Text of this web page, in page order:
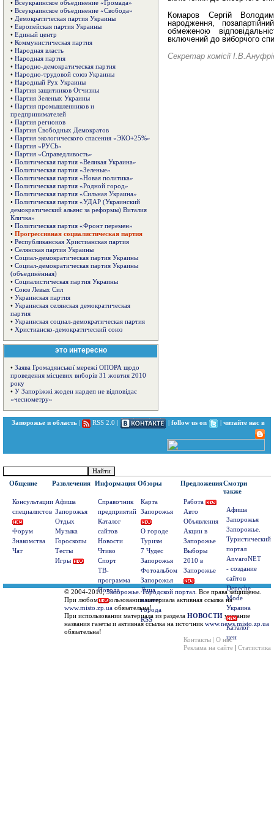
• Всеукраинское объединение «Громада»
• Всеукраинское объединение «Свобода»
• Демократическая партия Украины
• Европейская партия Украины
• Единый центр
• Коммунистическая партия
• Народная власть
• Народная партия
• Народно-демократическая партия
• Народно-трудовой союз Украины
• Народный Рух Украины
• Партия защитников Отчизны
• Партия Зеленых Украины
• Партия промышленников и
предпринимателей
• Партия регионов
• Партия Свободных Демократов
• Партия экологического спасения «ЭКО+25%»
• Партия «РУСЬ»
• Партия «Справедливость»
• Политическая партия «Великая Украина»
• Политическая партия «Зеленые»
• Политическая партия «Новая политика»
• Политическая партия «Родной город»
• Политическая партия «Сильная Украина»
• Политическая партия «УДАР (Украинский
демократический альянс за реформы) Виталия
Кличка»
• Политическая партия «Фронт перемен»
• Прогрессивная социалистическая партия
• Республиканская Христианская партия
• Селянская партия Украины
• Социал-демократическая партия Украины
• Социал-демократическая партия Украины
(объединённая)
• Социалистическая партия Украины
• Союз Левых Сил
• Украинская партия
• Украинская селянская демократическая
партия
• Украинская социал-демократическая партия
• Христианско-демократический союз
это интересно
• Заява Громадянської мережі ОПОРА щодо
проведення місцевих виборів 31 жовтня 2010
року
• У Запоріжжі жоден нардеп не відповідає
«чеснометру»
Комаров Сергій
народження,
обмеженою
включений до виборчого
Секретар комісії
Запорожье и область RSS 2.0 follow us on читайте нас в
Общение
Консультации
специалистов
Форум
Знакомства
Чат
Развлечения
Афиша
Запорожья
Отдых
Музыка
Гороскопы
Тесты
Игры
Информация
Справочник
предприятий
Каталог
сайтов
Новости
Чтиво
Спорт
ТВ-
программа
Погода
Обзоры
Карта
Запорожья
О городе
Туризм
7 Чудес
Запорожья
Фотоальбом
Запорожья
Лица
нашего
города
RSS
Предложения
Работа
Авто
Объявления
Акции в
Запорожье
Выборы
2010 в
Запорожье
Смотри
также
Афиша
Запорожья
Запорожье.
Туристический
портал
AnvaroNET
- создание
сайтов
Depeche
Mode
Украина
Каталог
цен
© 2004-2010,Запорожье. Городской портал . Все права защищены.
При любом использовании материала активная ссылка на
www.misto.zp.ua обязательна!
При использовании материала из раздела НОВОСТИ указание
названия газеты и активная ссылка на источник www.news.misto.zp.ua
обязательна!
Контакты | О нас
Реклама на сайте
Статистика